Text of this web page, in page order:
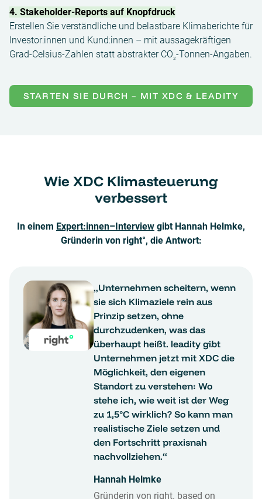
4. Stakeholder-Reports auf Knopfdruck
Erstellen Sie verständliche und belastbare Klimaberichte für
Investor:innen und Kund:innen – mit aussagekräftigen
Grad-Celsius-Zahlen statt abstrakter CO₂-Tonnen-Angaben.
STARTEN SIE DURCH – MIT XDC & LEADITY
Wie XDC Klimasteuerung
verbessert
In einem Expert:innen–Interview gibt Hannah Helmke,
Gründerin von right°, die Antwort:
„Unternehmen scheitern, wenn
sie sich Klimaziele rein aus
Prinzip setzen, ohne
durchzudenken, was das
überhaupt heißt. leadity gibt
Unternehmen jetzt mit XDC die
Möglichkeit, den eigenen
Standort zu verstehen: Wo
stehe ich, wie weit ist der Weg
zu 1,5°C wirklich? So kann man
realistische Ziele setzen und
den Fortschritt praxisnah
nachvollziehen.“
Hannah Helmke
Gründerin von right. based on